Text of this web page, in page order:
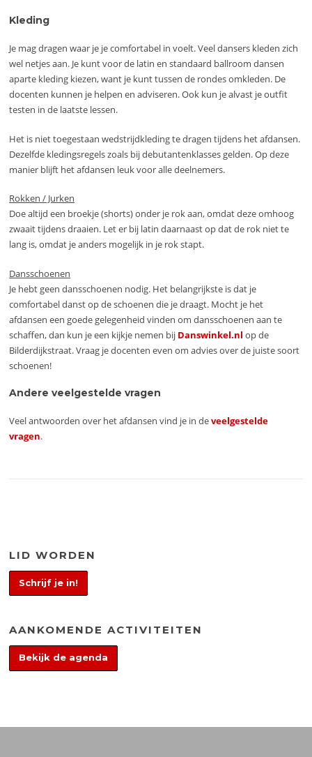
Kleding
Je mag dragen waar je je comfortabel in voelt. Veel dansers kleden zich
wel netjes aan. Je kunt voor de latin en standaard ballroom dansen
aparte kleding kiezen, want je kunt tussen de rondes omkleden. De
docenten kunnen je helpen en adviseren. Ook kun je alvast je outfit
testen in de laatste lessen.
Het is niet toegestaan wedstrijdkleding te dragen tijdens het afdansen.
Dezelfde kledingsregels zoals bij debutantenklasses gelden. Op deze
manier blijft het afdansen leuk voor alle deelnemers.
Rokken / Jurken
Doe altijd een broekje (shorts) onder je rok aan, omdat deze omhoog
zwaait tijdens draaien. Let er bij latin daarnaast op dat de rok niet te
lang is, omdat je anders mogelijk in je rok stapt.
Dansschoenen
Je hebt geen dansschoenen nodig. Het belangrijkste is dat je
comfortabel danst op de schoenen die je draagt. Mocht je het
afdansen een goede gelegenheid vinden om dansschoenen aan te
schaffen, dan kun je een kijkje nemen bij Danswinkel.nl op de
Bilderdijkstraat. Vraag je docenten even om advies over de juiste soort
schoenen!
Andere veelgestelde vragen
Veel antwoorden over het afdansen vind je in deveelgestelde
vragen.
LID WORDEN
Schrijf je in!
AANKOMENDE ACTIVITEITEN
Bekijk de agenda